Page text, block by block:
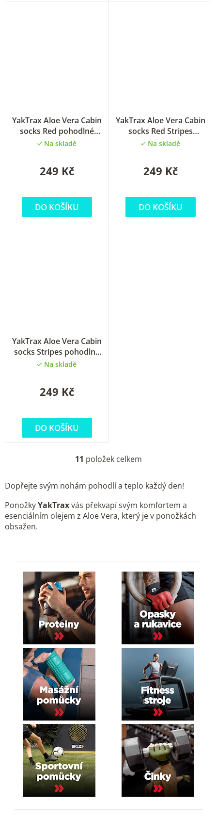
YakTrax Aloe Vera Cabin
socks Red pohodlné
ponožky
Na skladě
249 Kč
DO KOŠÍKU
YakTrax Aloe Vera Cabin
socks Red Stripes
pohodlné ponožky
Na skladě
249 Kč
DO KOŠÍKU
YakTrax Aloe Vera Cabin
socks Stripes pohodlné
ponožky
Na skladě
249 Kč
DO KOŠÍKU
O
l
d
a
11 položek celkem
Dopřejte svým nohám pohodlí a teplo každý den!
PonožkyYakTraxvás překvapí svým komfortem a
esenciálním olejem z Aloe Vera, který je v ponožkách
obsažen.